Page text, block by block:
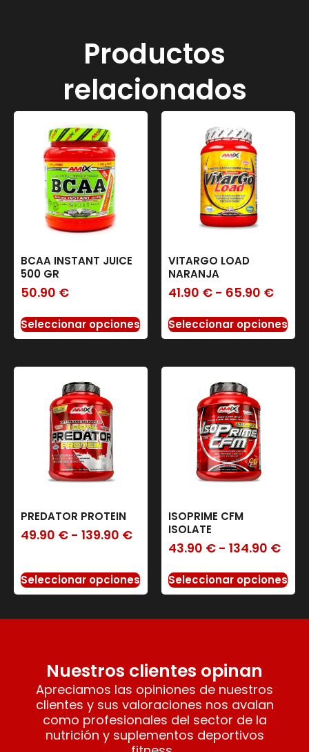
Productos
relacionados
BCAA INSTANT JUICE
500 GR
50.90 €
Seleccionar opciones
VITARGO LOAD
NARANJA
41.90 € - 65.90 €
Seleccionar opciones
PREDATOR PROTEIN
49.90 € - 139.90 €
Seleccionar opciones
ISOPRIME CFM
ISOLATE
43.90 € - 134.90 €
Seleccionar opciones
Nuestros clientes opinan
Apreciamos las opiniones de nuestros
clientes y sus valoraciones nos avalan
como profesionales del sector de la
nutrición y suplementos deportivos